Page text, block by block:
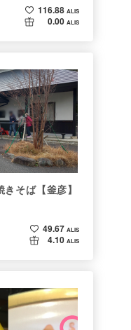
116.88 ALIS
0.00 ALIS
そば【釜彦】
49.67 ALIS
4.10 ALIS